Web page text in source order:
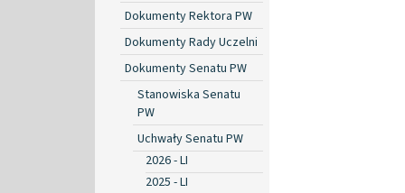
Dokumenty Rektora PW
Dokumenty Rady Uczelni
Dokumenty Senatu PW
Stanowiska Senatu
PW
Uchwały Senatu PW
2026 - LI
2025 - LI